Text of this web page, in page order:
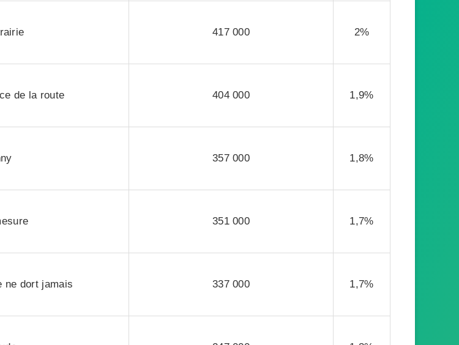
417 000 2%
de la route 404 000 1,9%
357 000 1,8%
351 000 1,7%
ne dort jamais 337 000 1,7%